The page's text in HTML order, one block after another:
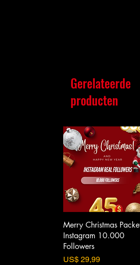
Gerelateerde
producten
Merry Christmas
Instagram 10.000
Followers
Prijs
US$ 29,99